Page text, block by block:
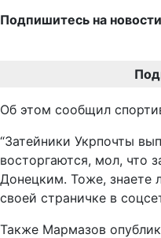
Подпишитесь на
Об этом сообщил
“Затейники Укрпочты
восторгаются, мол, что
Донецким. Тоже, знаете
своей страничке в
Также Мармазов